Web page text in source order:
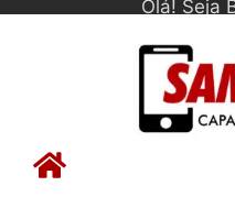
Olá! Seja